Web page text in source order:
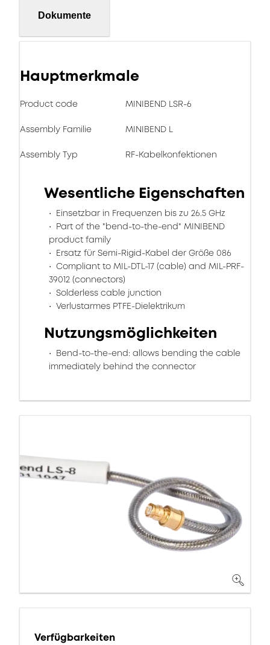
Dokumente
Hauptmerkmale
Product code MINIBEND LSR-6
Assembly Familie MINIBEND L
Assembly Typ RF-Kabelkonfektionen
Wesentliche Eigenschaften
Einsetzbar in Frequenzen bis zu 26.5 GHz
Part of the "bend-to-the-end" MINIBEND
product family
Ersatz für Semi-Rigid-Kabel der Größe 086
Compliant to MIL-DTL-17 (cable) and MIL-PRF-
39012 (connectors)
Solderless cable junction
Verlustarmes PTFE-Dielektrikum
Nutzungsmöglichkeiten
Bend-to-the-end: allows bending the cable
immediately behind the connector
Verfügbarkeiten